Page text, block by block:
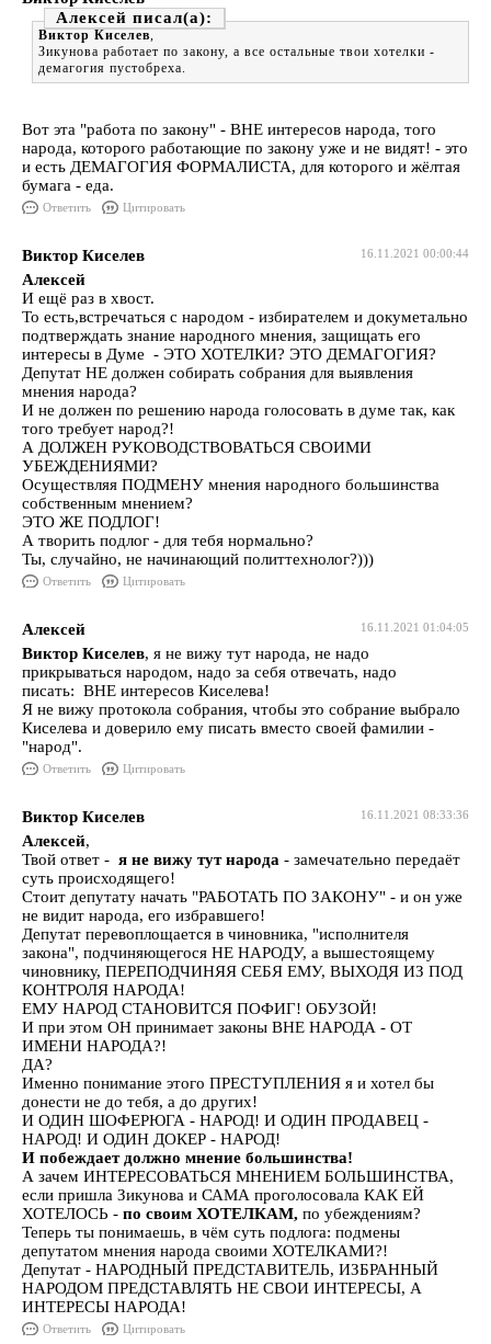
Алексей
Виктор Киселев,
Зикунова работает по закону, а все остальные твои хотелки -
демагогия пустобреха.
Вот эта "работа по закону" - ВНЕ интересов народа, того
народа, которого работающие по закону уже и не видят! - это
и есть ДЕМАГОГИЯ ФОРМАЛИСТА, для которого и жёлтая
бумага - еда.
Ответить Цитировать
16.11.2021 00:00:44
Виктор Киселев
Алексей
И ещё раз в хвост.
То есть,встречаться с народом - избирателем и докуметально
подтверждать знание народного мнения, защищать его
интересы в Думе - ЭТО ХОТЕЛКИ? ЭТО ДЕМАГОГИЯ?
Депутат НЕ должен собирать собрания для выявления
мнения народа?
И не должен по решению народа голосовать в думе так, как
того требует народ?!
А ДОЛЖЕН РУКОВОДСТВОВАТЬСЯ СВОИМИ
УБЕЖДЕНИЯМИ?
Осуществляя ПОДМЕНУ мнения народного большинства
собственным мнением?
ЭТО ЖЕ ПОДЛОГ!
А творить подлог - для тебя нормально?
Ты, случайно, не начинающий политтехнолог?)))
Ответить Цитировать
16.11.2021 01:04:05
Алексей
Виктор Киселев, я не вижу тут народа, не надо
прикрываться народом, надо за себя отвечать, надо
писать: ВНЕ интересов Киселева!
Я не вижу протокола собрания, чтобы это собрание выбрало
Киселева и доверило ему писать вместо своей фамилии -
"народ".
Ответить Цитировать
16.11.2021 08:33:36
Виктор Киселев
Алексей,
Твой ответ - я не вижу тут народа - замечательно передаёт
суть происходящего!
Стоит депутату начать "РАБОТАТЬ ПО ЗАКОНУ" - и он уже
не видит народа, его избравшего!
Депутат перевоплощается в чиновника, "исполнителя
закона", подчиняющегося НЕ НАРОДУ, а вышестоящему
чиновнику, ПЕРЕПОДЧИНЯЯ СЕБЯ ЕМУ, ВЫХОДЯ ИЗ ПОД
КОНТРОЛЯ НАРОДА!
ЕМУ НАРОД СТАНОВИТСЯ ПОФИГ! ОБУЗОЙ!
И при этом ОН принимает законы ВНЕ НАРОДА - ОТ
ИМЕНИ НАРОДА?!
ДА?
Именно понимание этого ПРЕСТУПЛЕНИЯ я и хотел бы
донести не до тебя, а до других!
И ОДИН ШОФЕРЮГА - НАРОД! И ОДИН ПРОДАВЕЦ -
НАРОД! И ОДИН ДОКЕР - НАРОД!
И побеждает должно мнение большинства!
А зачем ИНТЕРЕСОВАТЬСЯ МНЕНИЕМ БОЛЬШИНСТВА,
если пришла Зикунова и САМА проголосовала КАК ЕЙ
ХОТЕЛОСЬ - по своим ХОТЕЛКАМ, по убеждениям?
Теперь ты понимаешь, в чём суть подлога: подмены
депутатом мнения народа своими ХОТЕЛКАМИ?!
Депутат - НАРОДНЫЙ ПРЕДСТАВИТЕЛЬ, ИЗБРАННЫЙ
НАРОДОМ ПРЕДСТАВЛЯТЬ НЕ СВОИ ИНТЕРЕСЫ, А
ИНТЕРЕСЫ НАРОДА!
Ответить Цитировать